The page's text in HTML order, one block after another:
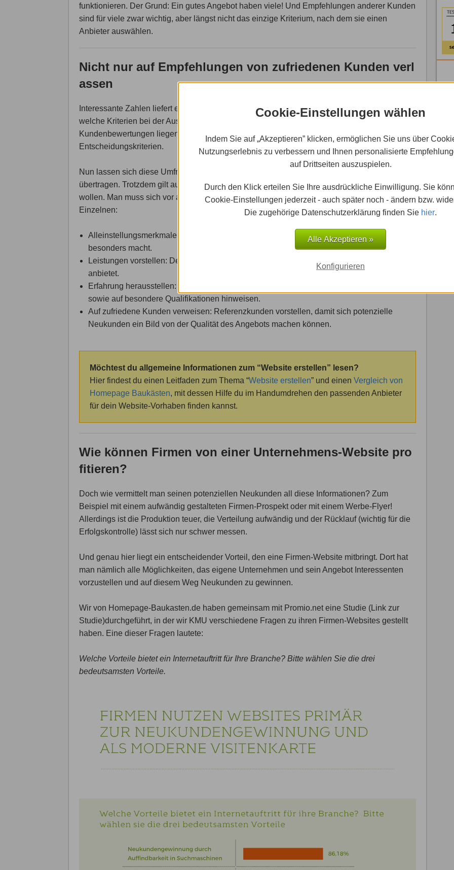
Cookie-Einstellungen wählen
Indem Sie auf „Akzeptieren” klicken, ermöglichen Sie uns über
Nutzungserlebnis zu verbessern und Ihnen personalisierte
auf Drittseiten auszuspielen.
Durch den Klick erteilen Sie Ihre ausdrückliche Einwilligung. Sie
Cookie-Einstellungen jederzeit - auch später noch - ändern bzw.
Die zugehörige Datenschutzerklärung finden Sie hier.
Alle Akzeptieren »
Konfigurieren
funktionieren. Der Grund: Ein gutes Angebot haben viele! Und Empfehlungen anderer Kunden
sind für viele zwar wichtig, aber längst nicht das einzige Kriterium, nach dem sie einen
Anbieter auswählen.
Nicht nur auf Empfehlungen von zufriedenen Kunden verl
assen
Interessante Zahlen liefert eine Statistik von Statista.[2] Hier wurden Verbraucher befragt,
welche Kriterien bei der Auswahl eines Online-Shops für sie wichtig sind.
Kundenbewertungen liegen hier mit 60 Prozent nur auf Platz 8 der wichtigsten
Entscheidungskriterien.
Nun lassen sich diese Umfrageergebnisse natürlich nicht 1:1 auf andere Branchen
übertragen. Trotzdem gilt auch hier, dass es nicht reicht, mit einem guten Angebot punkten zu
wollen. Man muss sich vor allem auch gut verkaufen! Das bedeutet zum Beispiel im
Einzelnen:
Alleinstellungsmerkmale (USPs) herausarbeiten: Zeigen, was das eigene Unternehmen
besonders macht.
Leistungen vorstellen: Demonstrieren, welche Vielfalt an Produkten / Dienstleistungen man
anbietet.
Erfahrung herausstellen: Das Team und die Geschichte des Unternehmens vorstellen,
sowie auf besondere Qualifikationen hinweisen.
Auf zufriedene Kunden verweisen: Referenzkunden vorstellen, damit sich potenzielle
Neukunden ein Bild von der Qualität des Angebots machen können.
Möchtest du allgemeine Informationen zum “Website erstellen” lesen?
Hier findest du einen Leitfaden zum Thema “Website erstellen” und einen Vergleich von
Homepage Baukästen, mit dessen Hilfe du im Handumdrehen den passenden Anbieter
für dein Website-Vorhaben finden kannst.
Wie können Firmen von einer Unternehmens-Website pro
fitieren?
Doch wie vermittelt man seinen potenziellen Neukunden all diese Informationen? Zum
Beispiel mit einem aufwändig gestalteten Firmen-Prospekt oder mit einem Werbe-Flyer!
Allerdings ist die Produktion teuer, die Verteilung aufwändig und der Rücklauf (wichtig für die
Erfolgskontrolle) lässt sich nur schwer messen.
Und genau hier liegt ein entscheidender Vorteil, den eine Firmen-Website mitbringt. Dort hat
man nämlich alle Möglichkeiten, das eigene Unternehmen und sein Angebot Interessenten
vorzustellen und auf diesem Weg Neukunden zu gewinnen.
Wir von Homepage-Baukasten.de haben gemeinsam mit Promio.net eine Studie (Link zur
Studie)durchgeführt, in der wir KMU verschiedene Fragen zu ihren Firmen-Websites gestellt
haben. Eine dieser Fragen lautete:
Welche Vorteile bietet ein Internetauftritt für Ihre Branche? Bitte wählen Sie die drei
bedeutsamsten Vorteile.